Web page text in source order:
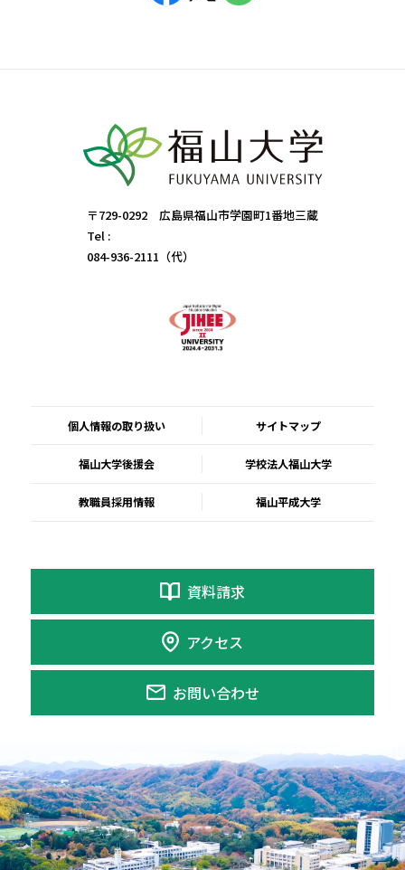
〒729-0292 広島県福山市学園町1番地三蔵
Tel :
084-936-2111（代）
個人情報の取り扱い サイトマップ
福山大学後援会 学校法人福山大学
教職員採用情報 福山平成大学
資料請求
アクセス
お問い合わせ